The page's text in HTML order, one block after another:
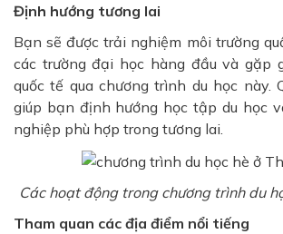
Định hướng tương lai
Bạn sẽ được trải nghiệm môi trường
các trường đại học hàng đầu và gặp
quốc tế qua chương trình du học này.
giúp bạn định hướng học tập du học
nghiệp phù hợp trong tương lai.
Các hoạt động trong chương trình du
Tham quan các địa điểm nổi tiếng